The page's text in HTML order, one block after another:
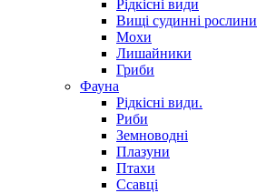
Рідкісні види
Вищі судинні рослини
Мохи
Лишайники
Гриби
Фауна
Рідкісні види.
Риби
Земноводні
Плазуни
Птахи
Ссавці